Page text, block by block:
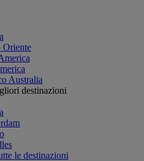
Oriente
Australia
destinazioni
le destinazioni